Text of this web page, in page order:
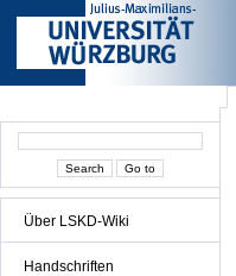
Über LSKD-Wiki
Handschriften